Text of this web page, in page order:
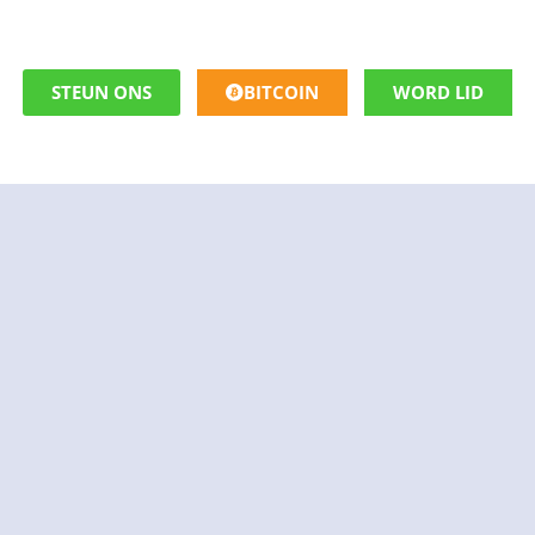
STEUN ONS BITCOIN WORD LID